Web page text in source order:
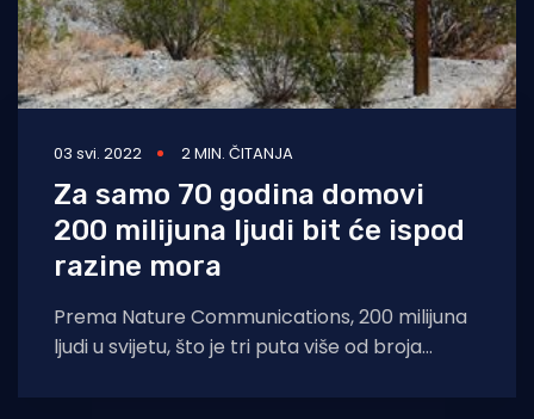
03 svi. 2022 2 MIN. ČITANJA
Za samo 70 godina domovi
200 milijuna ljudi bit će ispod
razine mora
Prema Nature Communications, 200 milijuna
ljudi u svijetu, što je tri puta više od broja